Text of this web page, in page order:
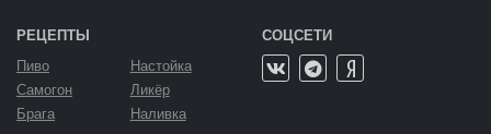
РЕЦЕПТЫ
Пиво
Самогон
Брага
Настойка
Ликёр
Наливка
СОЦСЕТИ